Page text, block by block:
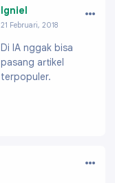
Igniel
21 Februari, 2018
w.blogger.com/pro
file/091991703796
61896200
…
Di IA nggak bisa
pasang artikel
terpopuler.
…